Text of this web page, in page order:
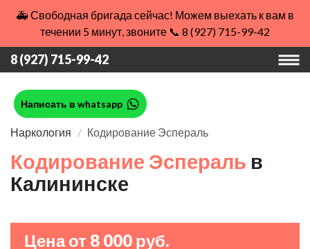
🚑 Свободная бригада сейчас! Можем выехать к вам в
течении 5 минут, звоните 📞 8 (927) 715-99-42
8 (927) 715-99-42
Написать в whatsapp
Наркология Кодирование Эспераль
Кодирование Эспераль в
Калининске
Цена от 8 000 руб.